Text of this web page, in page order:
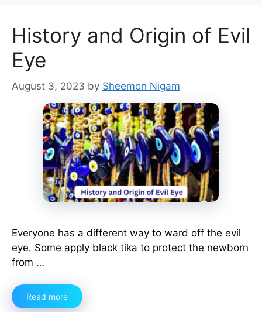
History and Origin of Evil
Eye
August 3, 2023 by Sheemon Nigam
Everyone has a different way to ward off the evil
eye. Some apply black tika to protect the newborn
from …
Read more